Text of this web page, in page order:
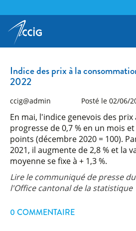
Indice des prix à la
2022
ccig@admin Posté le 02/06/
En mai, l'indice genevois des
progresse de 0,7 % en un mois
points (décembre 2020 = 100).
2021, il augmente de 2,8 % et la
moyenne se fixe à + 1,3 %.
Lire le communiqué de presse
l'Office cantonal de la statistique
0 COMMENTAIRE